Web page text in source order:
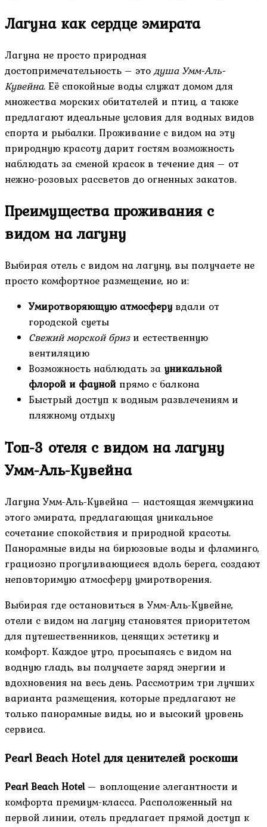
Лагуна как сердце эмирата
Лагуна не просто природная
достопримечательность – этодуша Умм-Аль-
Кувейна. Её спокойные воды служат домом для
множества морских обитателей и птиц, а также
предлагают идеальные условия для водных видов
спорта и рыбалки. Проживание с видом на эту
природную красоту дарит гостям возможность
наблюдать за сменой красок в течение дня – от
нежно-розовых рассветов до огненных закатов.
Преимущества проживания с
видом на лагуну
Выбирая отель с видом на лагуну, вы получаете не
просто комфортное размещение, но и:
Умиротворяющую атмосферувдали от
городской суеты
Свежий морской бризи естественную
вентиляцию
Возможность наблюдать зауникальной
флорой и фауной прямо с балкона
Быстрый доступ к водным развлечениям и
пляжному отдыху
Топ-3 отеля с видом на лагуну
Умм-Аль-Кувейна
Лагуна Умм-Аль-Кувейна — настоящая жемчужина
этого эмирата, предлагающая уникальное
сочетание спокойствия и природной красоты.
Панорамные виды на бирюзовые воды и фламинго,
грациозно прогуливающиеся вдоль берега, создают
неповторимую атмосферу умиротворения.
Выбирая где остановиться в Умм-Аль-Кувейне,
отели с видом на лагуну становятся приоритетом
для путешественников, ценящих эстетику и
комфорт. Каждое утро, просыпаясь с видом на
водную гладь, вы получаете заряд энергии и
вдохновения на весь день. Рассмотрим три лучших
варианта размещения, которые предлагают не
только панорамные виды, но и высокий уровень
сервиса.
Pearl Beach Hotel для ценителей роскоши
Pearl Beach Hotel— воплощение элегантности и
комфорта премиум-класса. Расположенный на
первой линии, отель предлагает прямой доступ к